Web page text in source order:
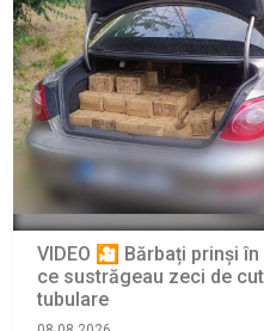
VIDEO 🎦 Bărbați prinși
ce sustrăgeau zeci de
tubulare